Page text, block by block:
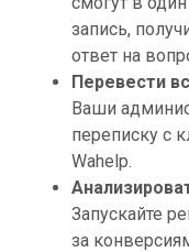
запись,
ответ на
Перевести
Ваши
переписку с
Wahelp.
Запускайте
за